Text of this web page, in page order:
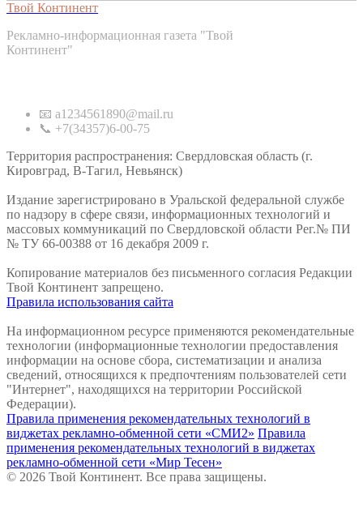
Твой Континент
Рекламно-информационная газета "Твой
Континент"
📧 a1234561890@mail.ru
📞 +7(34357)6-00-75
Территория распространения: Свердловская область (г.
Кировград, В-Тагил, Невьянск)
Издание зарегистрировано в Уральской федеральной службе
по надзору в сфере связи, информационных технологий и
массовых коммуникаций по Свердловской области Рег.№ ПИ
№ ТУ 66-00388 от 16 декабря 2009 г.
Копирование материалов без письменного согласия Редакции
Твой Континент запрещено.
Правила использования сайта
На информационном ресурсе применяются рекомендательные
технологии (информационные технологии предоставления
информации на основе сбора, систематизации и анализа
сведений, относящихся к предпочтениям пользователей сети
"Интернет", находящихся на территории Российской
Федерации).
Правила применения рекомендательных технологий в
виджетах рекламно-обменной сети «СМИ2» Правила
применения рекомендательных технологий в виджетах
рекламно-обменной сети «Мир Тесен»
© 2026 Твой Континент. Все права защищены.